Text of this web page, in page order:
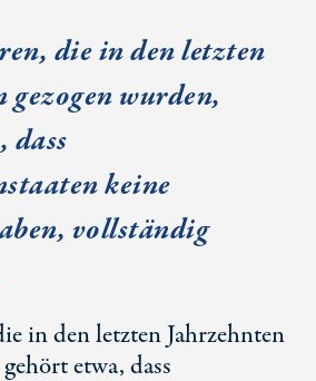
die in den letzten
gezogen wurden,
dass
keine
vollständig
in den letzten Jahrzehnten
etwa, dass